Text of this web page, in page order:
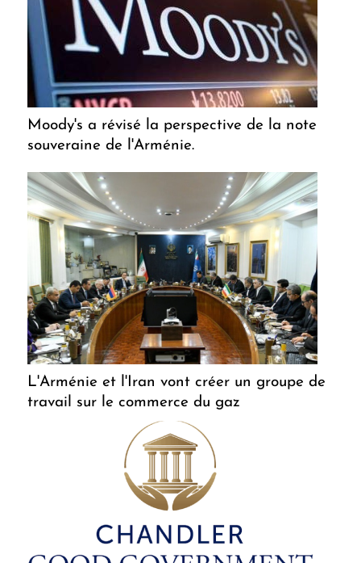
Moody's a révisé la perspective de la note
souveraine de l'Arménie.
L'Arménie et l'Iran vont créer un groupe de
travail sur le commerce du gaz